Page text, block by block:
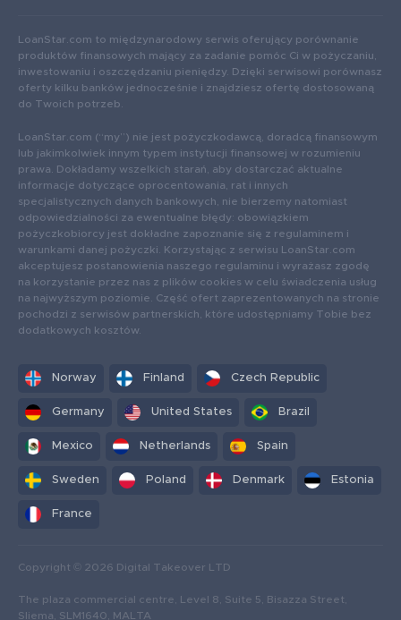
LoanStar.com to międzynarodowy serwis oferujący porównanie
produktów finansowych mający za zadanie pomóc Ci w pożyczaniu,
inwestowaniu i oszczędzaniu pieniędzy. Dzięki serwisowi porównasz
oferty kilku banków jednocześnie i znajdziesz ofertę dostosowaną
do Twoich potrzeb.
LoanStar.com (“my”) nie jest pożyczkodawcą, doradcą finansowym
lub jakimkolwiek innym typem instytucji finansowej w rozumieniu
prawa. Dokładamy wszelkich starań, aby dostarczać aktualne
informacje dotyczące oprocentowania, rat i innych
specjalistycznych danych bankowych, nie bierzemy natomiast
odpowiedzialności za ewentualne błędy: obowiązkiem
pożyczkobiorcy jest dokładne zapoznanie się z regulaminem i
warunkami danej pożyczki. Korzystając z serwisu LoanStar.com
akceptujesz postanowienia naszego regulaminu i wyrażasz zgodę
na korzystanie przez nas z plików cookies w celu świadczenia usług
na najwyższym poziomie. Część ofert zaprezentowanych na stronie
pochodzi z serwisów partnerskich, które udostępniamy Tobie bez
dodatkowych kosztów.
Norway Finland Czech Republic
Germany United States Brazil
Mexico Netherlands Spain
Sweden Poland Denmark Estonia
France
Copyright © 2026 Digital Takeover LTD
The plaza commercial centre, Level 8, Suite 5, Bisazza Street,
Sliema, SLM1640, MALTA